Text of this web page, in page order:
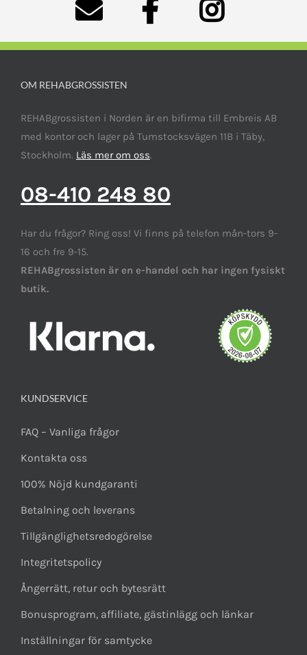
OM REHABGROSSISTEN
REHABgrossisten i Norden är en bifirma till Embreis AB
med kontor och lager på Tumstocksvägen 11B i Täby,
Stockholm. Läs mer om oss.
08-410 248 80
Har du frågor? Ring oss! Vi finns på telefon mån-tors 9-
16 och fre 9-15.
REHABgrossisten är en e-handel och har ingen fysiskt
butik.
KUNDSERVICE
FAQ – Vanliga frågor
Kontakta oss
100% Nöjd kundgaranti
Betalning och leverans
Tillgänglighetsredogörelse
Integritetspolicy
Ångerrätt, retur och bytesrätt
Bonusprogram, affiliate, gästinlägg och länkar
Inställningar för samtycke